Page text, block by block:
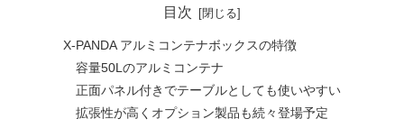
目次
X-PANDA アルミコンテナボックスの特徴
容量50Lのアルミコンテナ
正面パネル付きでテーブルとしても使いやすい
拡張性が高くオプション製品も続々登場予定